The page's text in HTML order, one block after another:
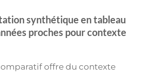
synthétique en tableau
proches pour contexte
offre du contexte